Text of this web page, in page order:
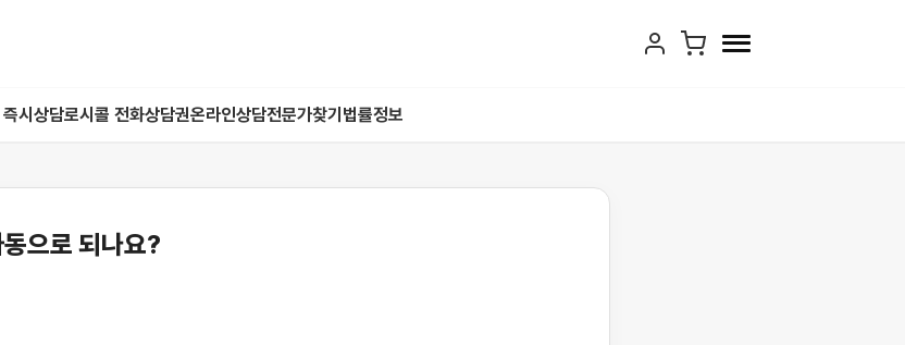
시상담로시콜 전화상담권온라인상담전문가찾기 법률정보
으로 되나요?